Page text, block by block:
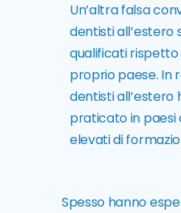
Un’altra falsa
dentisti all’estero
qualificati rispetto
proprio paese. In
dentisti all’estero
praticato in paesi
elevati di
Spesso hanno